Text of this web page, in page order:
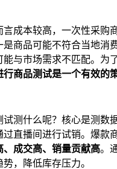
言成本较高，一次性采购
是商品可能不符合当地消
能与市场需求不匹配。为
行商品测试是一个有效的
试测什么呢？核心是测数
过直播间进行试销。爆款
、成交高、销量贡献高。
，降低库存压力。